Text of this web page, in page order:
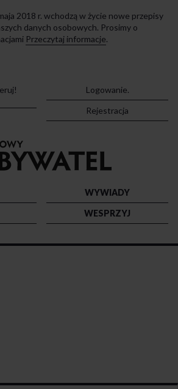
2018 r. wchodzą w życie nowe przepisy
danych osobowych. Prosimy o
Przeczytaj informacje.
Logowanie.
Rejestracja
strony
WYWIADY
WESPRZYJ